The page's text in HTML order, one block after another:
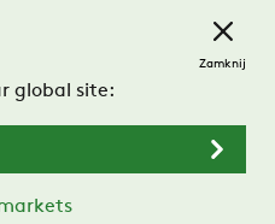
global site:
Zamknij